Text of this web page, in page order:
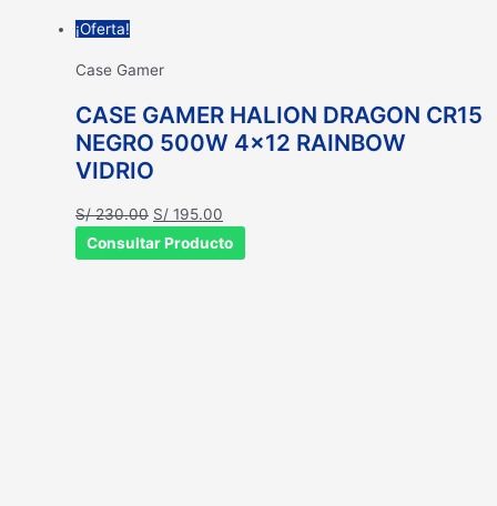
¡Oferta!
Case Gamer
CASE GAMER HALION DRAGON CR15
NEGRO 500W 4×12 RAINBOW
VIDRIO
S/230.00 El
precio
original
S/ 195.00
precio
actual
Consultar Producto